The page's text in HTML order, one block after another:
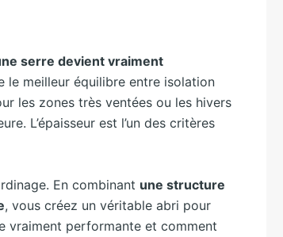
serre devient vraiment
le meilleur équilibre entre isolation
les zones très ventées ou les hivers
L’épaisseur est l’un des critères
En combinant une structure
, vous créez un véritable abri pour
vraiment performante et comment